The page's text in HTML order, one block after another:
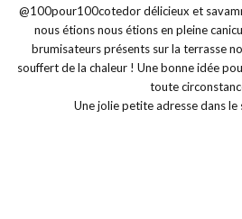
Une jolie petite adresse dans le